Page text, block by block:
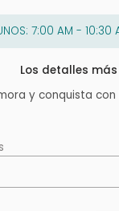
7:00 AM - 10:30
Los detalles
y conquista con